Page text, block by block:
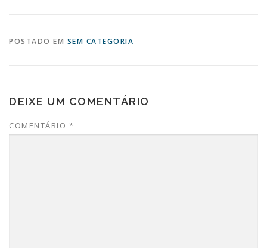
POSTADO EM SEM CATEGORIA
DEIXE UM COMENTÁRIO
COMENTÁRIO *